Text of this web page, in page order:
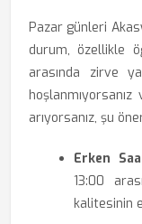
Pazar günleri
durum, özellikle
arasında zirve
arıyorsanız, şu
Erken
13:00
kalitesinin